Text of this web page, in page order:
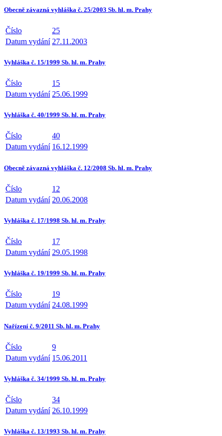
Obecně závazná vyhláška č. 25/2003 Sb. hl. m. Prahy
Číslo
25
Datum vydání 27.11.2003
Vyhláška č. 15/1999 Sb. hl. m. Prahy
Číslo
15
Datum vydání 25.06.1999
Vyhláška č. 40/1999 Sb. hl. m. Prahy
Číslo
40
Datum vydání 16.12.1999
Obecně závazná vyhláška č. 12/2008 Sb. hl. m. Prahy
Číslo
12
Datum vydání 20.06.2008
Vyhláška č. 17/1998 Sb. hl. m. Prahy
Číslo
17
Datum vydání 29.05.1998
Vyhláška č. 19/1999 Sb. hl. m. Prahy
Číslo
19
Datum vydání 24.08.1999
Nařízení č. 9/2011 Sb. hl. m. Prahy
Číslo
9
Datum vydání 15.06.2011
Vyhláška č. 34/1999 Sb. hl. m. Prahy
Číslo
34
Datum vydání 26.10.1999
Vyhláška č. 13/1993 Sb. hl. m. Prahy